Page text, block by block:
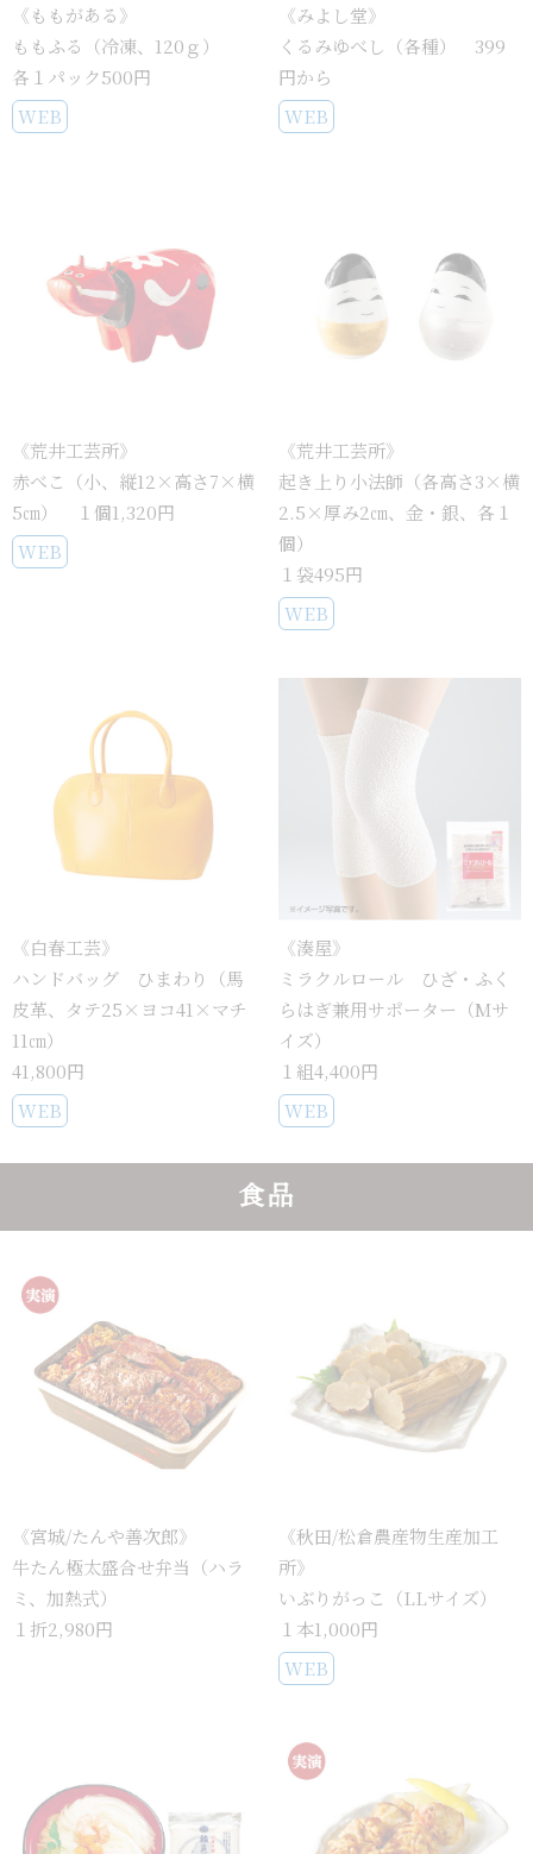
《ももがある》
ももふる（冷凍、120ｇ）
各１パック500円
WEB
《みよし堂》
くるみゆべし（各種） 399
円から
WEB
《荒井工芸所》
赤べこ（小、縦12×高さ7×横
5㎝） １個1,320円
WEB
《荒井工芸所》
起き上り小法師（各高さ3×横
2.5×厚み2㎝、金・銀、各１
個）
１袋495円
WEB
《白春工芸》
ハンドバッグ ひまわり（馬
皮革、タテ25×ヨコ41×マチ
11㎝）
41,800円
WEB
《湊屋》
ミラクルロール ひざ・ふく
らはぎ兼用サポーター（Mサ
イズ）
１組4,400円
WEB
食品
《宮城/たんや善次郎》
牛たん極太盛合せ弁当（ハラ
ミ、加熱式）
１折2,980円
《秋田/松倉農産物生産加工
所》
いぶりがっこ（LLサイズ）
１本1,000円
WEB